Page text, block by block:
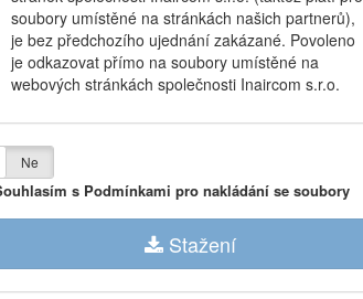
soubory umístěné na stránkách našich partnerů),
je bez předchozího ujednání zakázané. Povoleno
je odkazovat přímo na soubory umístěné na
webových stránkách společnosti Inaircom s.r.o.
Ne
s Podmínkami pro nakládání se soubory
Stažení